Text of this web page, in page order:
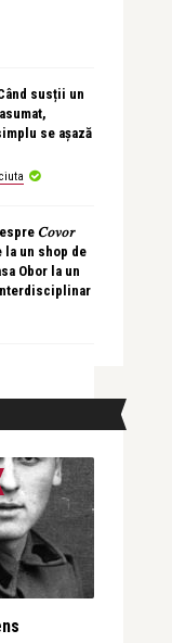
susții un
se așază
𝐶𝑜𝑣𝑜𝑟
la un shop de
Obor la un